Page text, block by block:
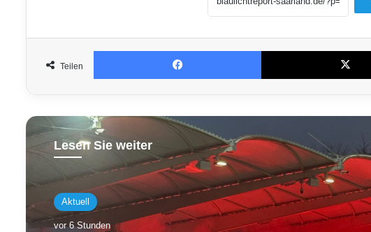
Teilen
Facebook
Lesen Sie weiter
Aktuell
vor 6 Stunden